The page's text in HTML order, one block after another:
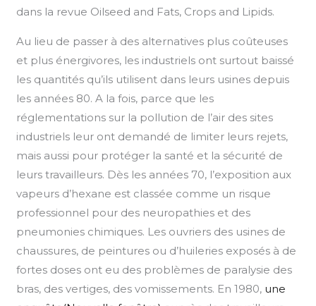
dans la revue Oilseed and Fats, Crops and Lipids.
Au lieu de passer à des alternatives plus coûteuses
et plus énergivores, les industriels ont surtout baissé
les quantités qu’ils utilisent dans leurs usines depuis
les années 80. A la fois, parce que les
réglementations sur la pollution de l’air des sites
industriels leur ont demandé de limiter leurs rejets,
mais aussi pour protéger la santé et la sécurité de
leurs travailleurs. Dès les années 70, l’exposition aux
vapeurs d’hexane est classée comme un risque
professionnel pour des neuropathies et des
pneumonies chimiques. Les ouvriers des usines de
chaussures, de peintures ou d’huileries exposés à de
fortes doses ont eu des problèmes de paralysie des
bras, des vertiges, des vomissements. En 1980, une